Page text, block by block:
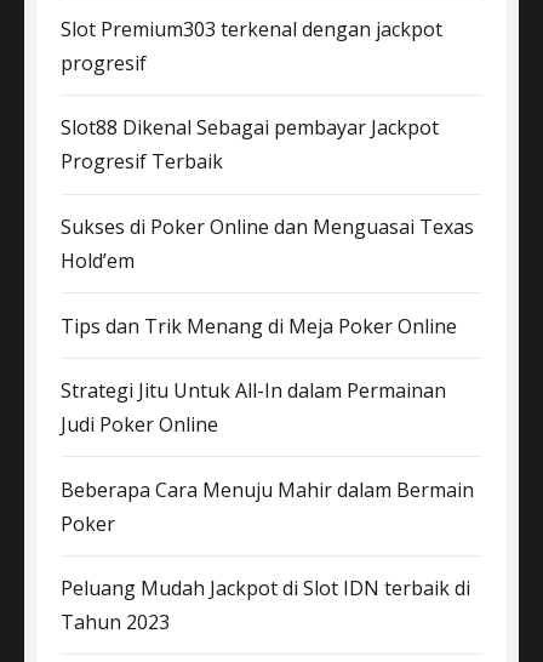
Slot Premium303 terkenal dengan jackpot
progresif
Slot88 Dikenal Sebagai pembayar Jackpot
Progresif Terbaik
Sukses di Poker Online dan Menguasai Texas
Hold’em
Tips dan Trik Menang di Meja Poker Online
Strategi Jitu Untuk All-In dalam Permainan
Judi Poker Online
Beberapa Cara Menuju Mahir dalam Bermain
Poker
Peluang Mudah Jackpot di Slot IDN terbaik di
Tahun 2023